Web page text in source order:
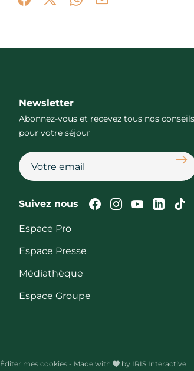
Partager sur Facebook (nouvelle
Partager sur X / Twitter
Partager sur WhatsApp
Partager par mail
Newsletter
Abonnez-vous et recevez tous nos conseils
pour votre séjour
Suivez nous Suivez-nous sur
Suivez-Suivez-
Espace Pro
Espace Presse
Médiathèque
Espace Groupe
Éditer mes cookies - Made with by IRIS Interactive